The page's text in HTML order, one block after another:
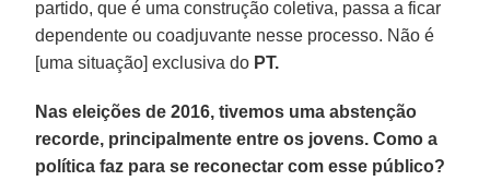
partido, que é uma construção coletiva, passa a ficar
dependente ou coadjuvante nesse processo. Não é
[uma situação] exclusiva do PT.
Nas eleições de 2016, tivemos uma abstenção
recorde, principalmente entre os jovens. Como a
política faz para se reconectar com esse público?